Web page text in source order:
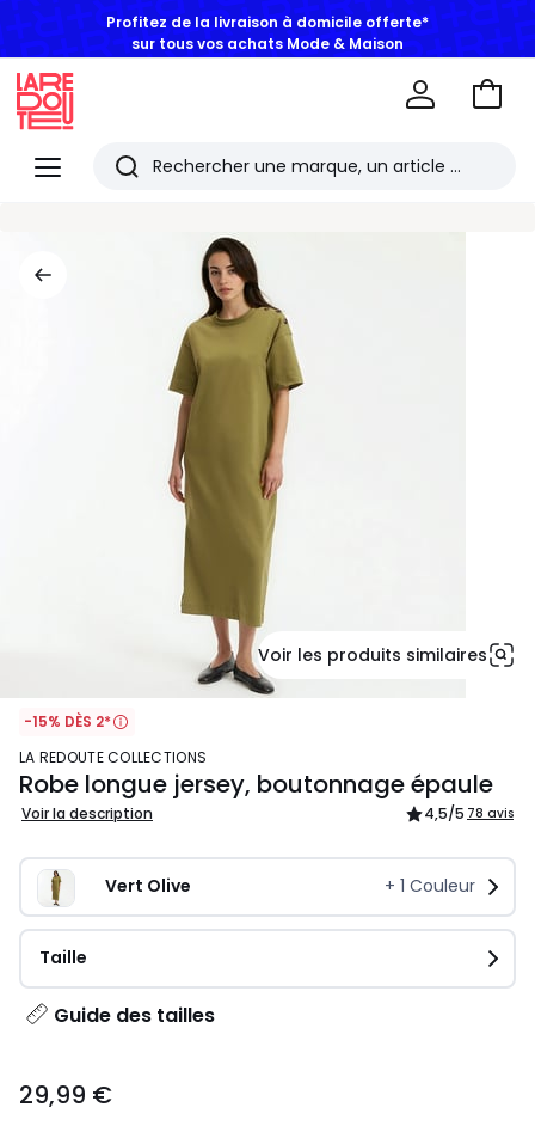
Profitez de la livraison à domicile offerte*
sur tous vos achats Mode & Maison
Menu
Redoute
Rechercher
consultés
Aller
Voir les produits similaires
-15% DÈS 2*
LA REDOUTE COLLECTIONS
Robe longue jersey, boutonnage épaule
Voir la description 4,5/5 78 avis
Vert Olive + 1 Couleur
Taille
Guide des tailles
€.
29,99 €